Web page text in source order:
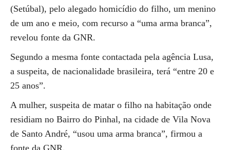
(Setúbal), pelo alegado homicídio do filho, um menino
de um ano e meio, com recurso a “uma arma branca”,
revelou fonte da GNR.
Segundo a mesma fonte contactada pela agência Lusa,
a suspeita, de nacionalidade brasileira, terá “entre 20 e
25 anos”.
A mulher, suspeita de matar o filho na habitação onde
residiam no Bairro do Pinhal, na cidade de Vila Nova
de Santo André, “usou uma arma branca”, firmou a
fonte da GNR.